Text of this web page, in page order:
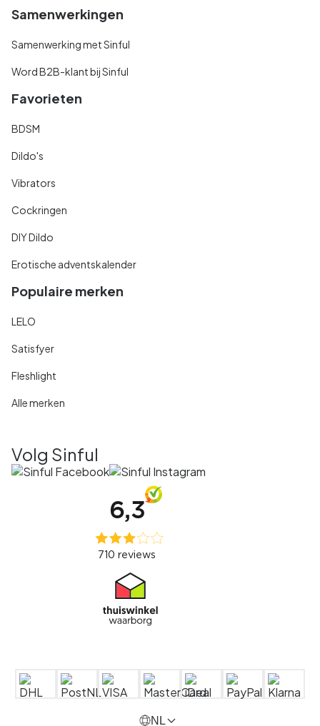
Samenwerkingen
Samenwerking met Sinful
Word B2B-klant bij Sinful
Favorieten
BDSM
Dildo's
Vibrators
Cockringen
DIY Dildo
Erotische adventskalender
Populaire merken
LELO
Satisfyer
Fleshlight
Alle merken
Volg Sinful
NL